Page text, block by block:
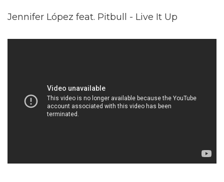
Jennifer López feat. Pitbull - Live It Up